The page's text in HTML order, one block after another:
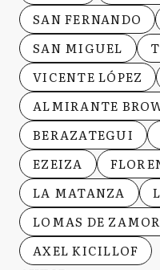
SAN FERNANDO
SAN MIGUEL
VICENTE LÓPEZ
ALMIRANTE
BERAZATEGUI
EZEIZA
LA MATANZA
LOMAS DE
AXEL KICILLOF